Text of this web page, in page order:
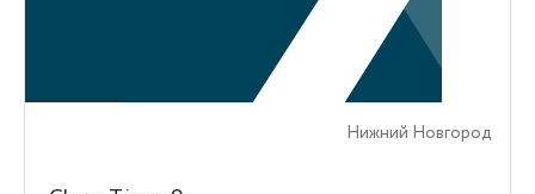
Нижний Новгород